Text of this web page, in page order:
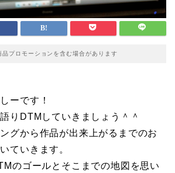
品プロモーションを含む場合があります
ーです！
りDTMしていきましょう＾＾
グから作品が出来上がるまでのお
ていきます。
のゴールとそこまでの地図を思い